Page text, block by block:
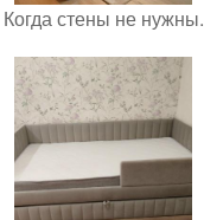
Когда стены не нужны.